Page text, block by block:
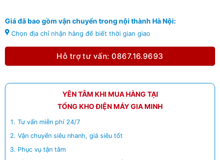
Giá đã bao gồm vận chuyển trong nội thành Hà Nội:
Chọn địa chỉ nhận hàng để biết thời gian giao
Hỗ trợ tư vấn: 0867.16.9693
YÊN TÂM KHI MUA HÀNG TẠI
TỔNG KHO ĐIỆN MÁY GIA MINH
Tư vấn miễn phí 24/7
Vận chuyển siêu nhanh, giá siêu tốt
Phục vụ tận tâm